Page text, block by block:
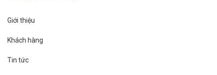
Giới thiệu
Khách hàng
Tin tức